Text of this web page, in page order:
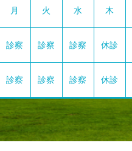
月 火 水 木
診察 診察 診察 休診
診察 診察 診察 休診